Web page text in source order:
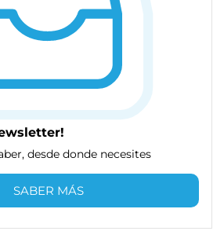
desde donde necesites
SABER MÁS